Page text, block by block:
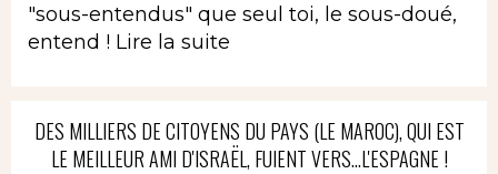
"sous-entendus" que seul toi, le sous-doué,
entend ! Lire la suite
DES MILLIERS DE CITOYENS DU PAYS (LE MAROC), QUI EST
LE MEILLEUR AMI D'ISRAËL, FUIENT VERS...L'ESPAGNE !